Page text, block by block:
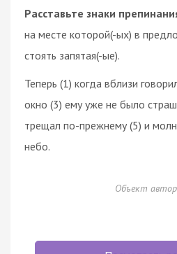
Расставьте знаки
на месте которой(-ых) в
стоять запятая(-ые).
Теперь (1) когда вблизи
окно (3) ему уже не было
трещал по-прежнему (5) и
небо.
Объект